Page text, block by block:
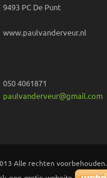
9493 PC De Punt
www.paulvanderveur.nl
050 4061871
paulvanderveur@gmail.com
Alle rechten voorbehouden.